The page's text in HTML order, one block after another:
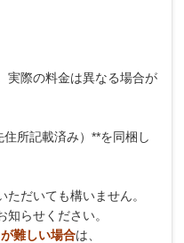
実際の料金は異なる場合が
所記載済み）**を同梱し
だいても構いません。
らせください。
難しい場合は、